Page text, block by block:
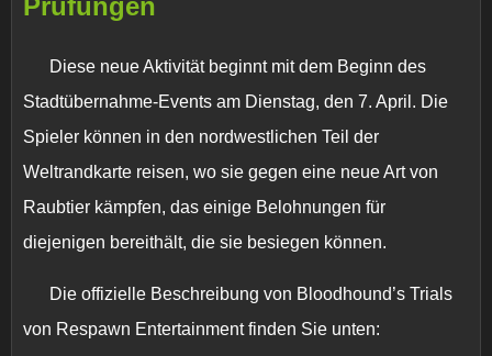
Prüfungen
Diese neue Aktivität beginnt mit dem Beginn des
Stadtübernahme-Events am Dienstag, den 7. April. Die
Spieler können in den nordwestlichen Teil der
Weltrandkarte reisen, wo sie gegen eine neue Art von
Raubtier kämpfen, das einige Belohnungen für
diejenigen bereithält, die sie besiegen können.
Die offizielle Beschreibung von Bloodhound’s Trials
von Respawn Entertainment finden Sie unten: